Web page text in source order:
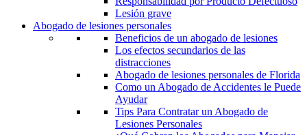
Lesión grave
Abogado de lesiones personales
Beneficios de un abogado de lesiones
Los efectos secundarios de las
distracciones
Abogado de lesiones personales de Florida
Como un Abogado de Accidentes le Puede
Ayudar
Tips Para Contratar un Abogado de
Lesiones Personales